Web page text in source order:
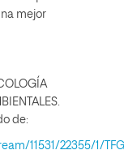
mejor
de:
11531/22355/1/